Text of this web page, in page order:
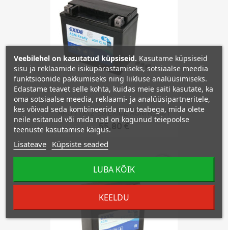
AKU YTX12-BS EXIDE AGM READY
55,80 €
Veebilehel on kasutatud küpsiseid. Kasutame küpsiseid
sisu ja reklaamide isikupärastamiseks, sotsiaalse meedia
funktsioonide pakkumiseks ning liikluse analüüsimiseks.
Edastame teavet selle kohta, kuidas meie saiti kasutate, ka
oma sotsiaalse meedia, reklaami- ja analüüsipartneritele,
kes võivad seda kombineerida muu teabega, mida olete
neile esitanud või mida nad on kogunud teiepoolse
teenuste kasutamise käigus.
Lisateave Küpsiste seaded
KEELDU
LUBA KÕIK